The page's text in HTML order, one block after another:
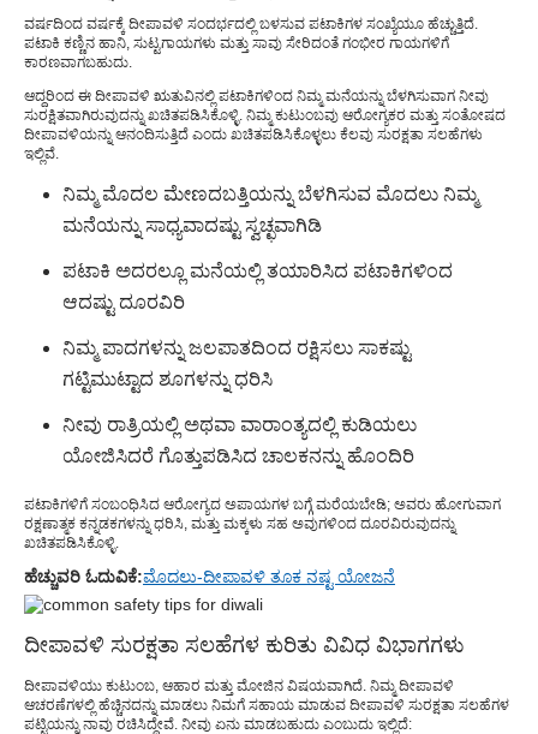
ವರ್ಷದಿಂದ ವರ್ಷಕ್ಕೆ ದೀಪಾವಳಿ ಸಂದರ್ಭದಲ್ಲಿ ಬಳಸುವ ಪಟಾಕಿಗಳ ಸಂಖ್ಯೆಯೂ ಹೆಚ್ಚುತ್ತಿದೆ.
ಪಟಾಕಿ ಕಣ್ಣಿನ ಹಾನಿ, ಸುಟ್ಟಗಾಯಗಳು ಮತ್ತು ಸಾವು ಸೇರಿದಂತೆ ಗಂಭೀರ ಗಾಯಗಳಿಗೆ
ಕಾರಣವಾಗಬಹುದು.
ಆದ್ದರಿಂದ ಈ ದೀಪಾವಳಿ ಋತುವಿನಲ್ಲಿ ಪಟಾಕಿಗಳಿಂದ ನಿಮ್ಮ ಮನೆಯನ್ನು ಬೆಳಗಿಸುವಾಗ ನೀವು
ಸುರಕ್ಷಿತವಾಗಿರುವುದನ್ನು ಖಚಿತಪಡಿಸಿಕೊಳ್ಳಿ. ನಿಮ್ಮ ಕುಟುಂಬವು ಆರೋಗ್ಯಕರ ಮತ್ತು ಸಂತೋಷದ
ದೀಪಾವಳಿಯನ್ನು ಆನಂದಿಸುತ್ತಿದೆ ಎಂದು ಖಚಿತಪಡಿಸಿಕೊಳ್ಳಲು ಕೆಲವು ಸುರಕ್ಷತಾ ಸಲಹೆಗಳು
ಇಲ್ಲಿವೆ.
ನಿಮ್ಮ ಮೊದಲ ಮೇಣದಬತ್ತಿಯನ್ನು ಬೆಳಗಿಸುವ ಮೊದಲು ನಿಮ್ಮ
ಮನೆಯನ್ನು ಸಾಧ್ಯವಾದಷ್ಟು ಸ್ವಚ್ಛವಾಗಿಡಿ
ಪಟಾಕಿ ಅದರಲ್ಲೂ ಮನೆಯಲ್ಲಿ ತಯಾರಿಸಿದ ಪಟಾಕಿಗಳಿಂದ
ಆದಷ್ಟು ದೂರವಿರಿ
ನಿಮ್ಮ ಪಾದಗಳನ್ನು ಜಲಪಾತದಿಂದ ರಕ್ಷಿಸಲು ಸಾಕಷ್ಟು
ಗಟ್ಟಿಮುಟ್ಟಾದ ಶೂಗಳನ್ನು ಧರಿಸಿ
ನೀವು ರಾತ್ರಿಯಲ್ಲಿ ಅಥವಾ ವಾರಾಂತ್ಯದಲ್ಲಿ ಕುಡಿಯಲು
ಯೋಜಿಸಿದರೆ ಗೊತ್ತುಪಡಿಸಿದ ಚಾಲಕನನ್ನು ಹೊಂದಿರಿ
ಪಟಾಕಿಗಳಿಗೆ ಸಂಬಂಧಿಸಿದ ಆರೋಗ್ಯದ ಅಪಾಯಗಳ ಬಗ್ಗೆ ಮರೆಯಬೇಡಿ; ಅವರು ಹೋಗುವಾಗ
ರಕ್ಷಣಾತ್ಮಕ ಕನ್ನಡಕಗಳನ್ನು ಧರಿಸಿ, ಮತ್ತು ಮಕ್ಕಳು ಸಹ ಅವುಗಳಿಂದ ದೂರವಿರುವುದನ್ನು
ಖಚಿತಪಡಿಸಿಕೊಳ್ಳಿ.
ಹೆಚ್ಚುವರಿ ಓದುವಿಕೆ:ಮೊದಲು-ದೀಪಾವಳಿ ತೂಕ ನಷ್ಟ ಯೋಜನೆ
ದೀಪಾವಳಿ ಸುರಕ್ಷತಾ ಸಲಹೆಗಳ ಕುರಿತು ವಿವಿಧ ವಿಭಾಗಗಳು
ದೀಪಾವಳಿಯು ಕುಟುಂಬ, ಆಹಾರ ಮತ್ತು ಮೋಜಿನ ವಿಷಯವಾಗಿದೆ. ನಿಮ್ಮ ದೀಪಾವಳಿ
ಆಚರಣೆಗಳಲ್ಲಿ ಹೆಚ್ಚಿನದನ್ನು ಮಾಡಲು ನಿಮಗೆ ಸಹಾಯ ಮಾಡುವ ದೀಪಾವಳಿ ಸುರಕ್ಷತಾ ಸಲಹೆಗಳ
ಪಟ್ಟಿಯನ್ನು ನಾವು ರಚಿಸಿದ್ದೇವೆ. ನೀವು ಏನು ಮಾಡಬಹುದು ಎಂಬುದು ಇಲ್ಲಿದೆ: